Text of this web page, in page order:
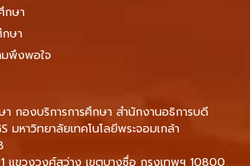
กษา
ษา
มพึงพอใจ
า กองบริการการศึกษา สำนักงานอธิการบดี
มหาวิทยาลัยเทคโนโลยีพระจอมเกล้า
แขวงวงศ์สว่าง เขตบางซื่อ กรุงเทพฯ 10800